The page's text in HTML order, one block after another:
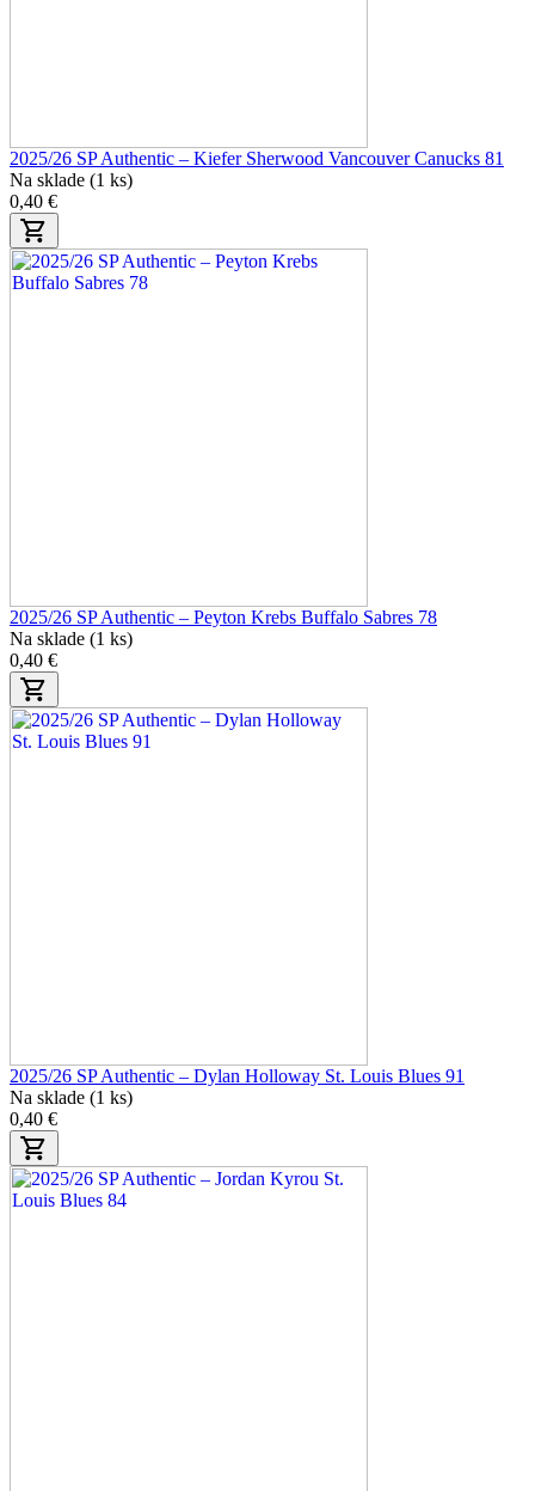
2025/26 SP Authentic – Kiefer Sherwood Vancouver Canucks 81
Na sklade (1 ks)
0,40 €
2025/26 SP Authentic – Peyton Krebs Buffalo Sabres 78
Na sklade (1 ks)
0,40 €
2025/26 SP Authentic – Dylan Holloway St. Louis Blues 91
Na sklade (1 ks)
0,40 €